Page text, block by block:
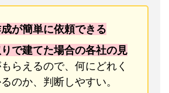
が簡単に依頼できる
で建てた場合の各社の見
らえるので、何にどれく
のか、判断しやすい。